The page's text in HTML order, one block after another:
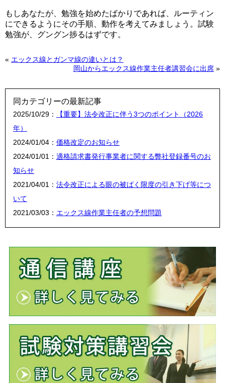
もしあなたが、勉強を始めたばかりであれば、ルーティン
にできるようにその手順、動作を考えてみましょう。試験
勉強が、グングン捗るはずです。
« エックス線とガンマ線の違いとは？
岡山からエックス線作業主任者講習会に出席 »
同カテゴリーの最新記事
2025/10/29：
【重要】法令改正に伴う3つのポイント（2026
年）
2024/01/04： 価格改定のお知らせ
2024/01/01： 適格請求書発行事業者に関する弊社登録番号のお
知らせ
2021/04/01： 法令改正による眼の被ばく限度の引き下げ等につ
いて
2021/03/03： エックス線作業主任者の予想問題